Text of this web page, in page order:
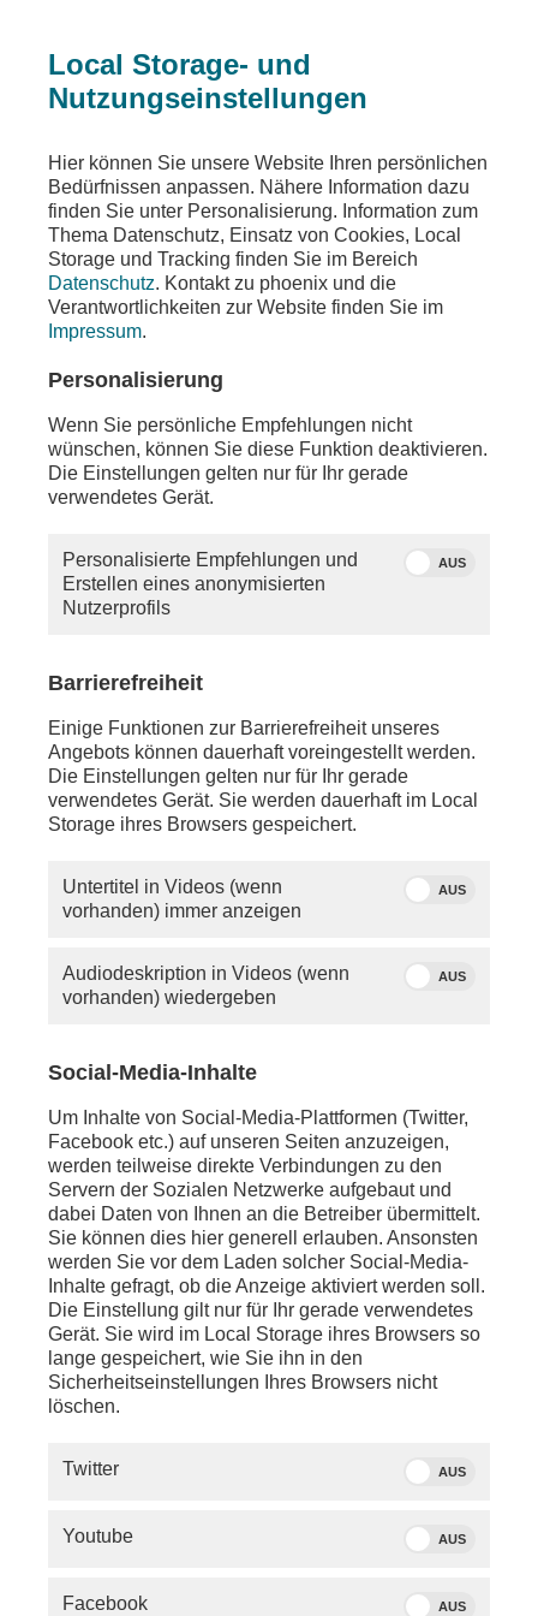
SERVICE
Local Storage- und
Nutzungseinstellungen
Hier können Sie unsere Website Ihren persönlichen
Bedürfnissen anpassen. Nähere Information dazu
finden Sie unter Personalisierung. Information zum
Thema Datenschutz, Einsatz von Cookies, Local
Storage und Tracking finden Sie im Bereich
Datenschutz. Kontakt zu phoenix und die
Verantwortlichkeiten zur Website finden Sie im
Impressum.
Personalisierung
Wenn Sie persönliche Empfehlungen nicht
wünschen, können Sie diese Funktion deaktivieren.
Die Einstellungen gelten nur für Ihr gerade
verwendetes Gerät.
Personalisierte Empfehlungen und
Erstellen eines anonymisierten
Nutzerprofils
AUS
Barrierefreiheit
Einige Funktionen zur Barrierefreiheit unseres
Angebots können dauerhaft voreingestellt werden.
Die Einstellungen gelten nur für Ihr gerade
verwendetes Gerät. Sie werden dauerhaft im Local
Storage ihres Browsers gespeichert.
Untertitel in Videos (wenn
vorhanden) immer anzeigen
AUS
Audiodeskription in Videos (wenn
vorhanden) wiedergeben
AUS
Social-Media-Inhalte
Um Inhalte von Social-Media-Plattformen (Twitter,
Facebook etc.) auf unseren Seiten anzuzeigen,
werden teilweise direkte Verbindungen zu den
Servern der Sozialen Netzwerke aufgebaut und
dabei Daten von Ihnen an die Betreiber übermittelt.
Sie können dies hier generell erlauben. Ansonsten
werden Sie vor dem Laden solcher Social-Media-
Inhalte gefragt, ob die Anzeige aktiviert werden soll.
Die Einstellung gilt nur für Ihr gerade verwendetes
Gerät. Sie wird im Local Storage ihres Browsers so
lange gespeichert, wie Sie ihn in den
Sicherheitseinstellungen Ihres Browsers nicht
löschen.
Twitter AUS
Youtube AUS
Facebook AUS